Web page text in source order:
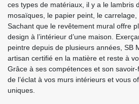
ces types de matériaux, il y a le lambris
mosaïques, le papier peint, le carrelage,
Sachant que le revêtement mural offre
design à l’intérieur d’une maison.
peintre depuis de plusieurs années, SB
artisan certifié en la matière et reste à
Grâce à ses compétences et son
de l’éclat à vos murs intérieurs et vous
uniques.